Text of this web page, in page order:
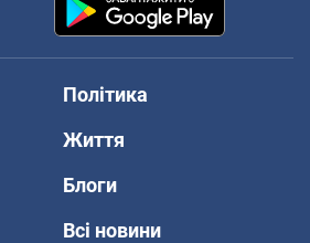
Політика
Життя
Блоги
Всі новини